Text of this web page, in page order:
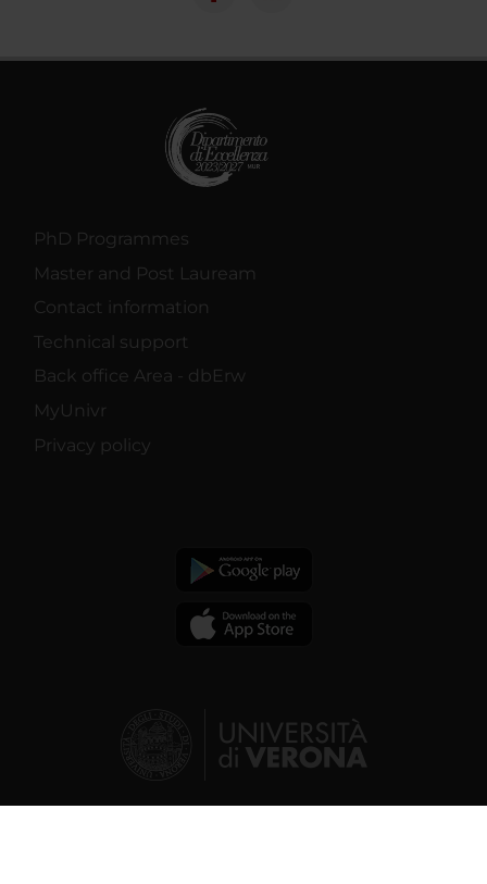
PhD Programmes
Master and Post Lauream
Contact information
Technical support
Back office Area - dbErw
MyUnivr
Privacy policy